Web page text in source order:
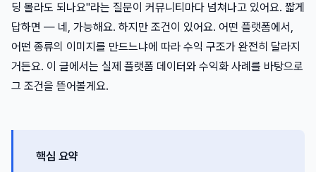
딩 몰라도 되나요"라는 질문이 커뮤니티마다 넘쳐나고 있어요. 짧게
답하면 — 네, 가능해요. 하지만 조건이 있어요. 어떤 플랫폼에서,
어떤 종류의 이미지를 만드느냐에 따라 수익 구조가 완전히 달라지
거든요. 이 글에서는 실제 플랫폼 데이터와 수익화 사례를 바탕으로
그 조건을 뜯어볼게요.
핵심 요약